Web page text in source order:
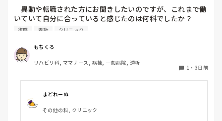
見ることがもう出来なくなってしまっているので第三者の目
線でご意見頂きたいです。お時間あったらコメントお願いし
ます。
異動や転職された方にお聞きしたいのですが、これまで働
いていて自分に合っていると感じたのは何科でしたか？
また、どんなところが合っていると感じましたか？
私はこれまで脳神経外科、リハビリ科、透析室と経験しまし
たが、どこもしっくり来なくて悩んでいます…。次回の転職
の参考にさせていただきたいです😭
復職 異動 クリニック
もちくろ
リハビリ科, ママナース, 病棟, 一般病院, 透析
1 ・ 3日前
まどれーぬ
その他の科, クリニック